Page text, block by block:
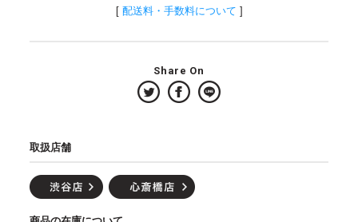
[ 配送料・手数料について ]
Share On
取扱店舗